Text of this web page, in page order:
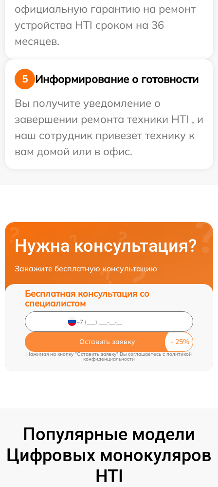
официальную гарантию на ремонт
устройства HTI сроком на 36
месяцев.
5
Информирование о готовности
Вы получите уведомление о
завершении ремонта техники HTI , и
наш сотрудник привезет технику к
вам домой или в офис.
Нужна консультация?
Закажите бесплатную консультацию
Бесплатная консультация со
специалистом
Оставить заявку
Нажимая на кнопку "Оставить заявку" Вы соглашаетесь cполитикой
конфиденциальности
Популярные модели
Цифровых монокуляров
HTI